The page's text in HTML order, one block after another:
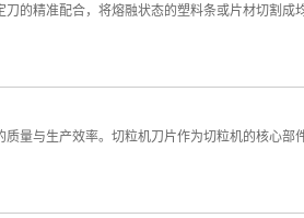
的精准配合，将熔融状态的塑料条或片材切割
量与生产效率。切粒机刀片作为切粒机的核心